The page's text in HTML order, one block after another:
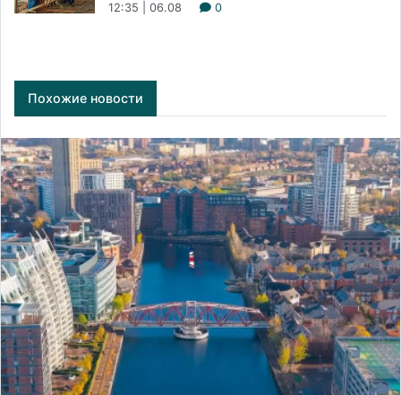
12:35 | 06.08 0
Похожие новости